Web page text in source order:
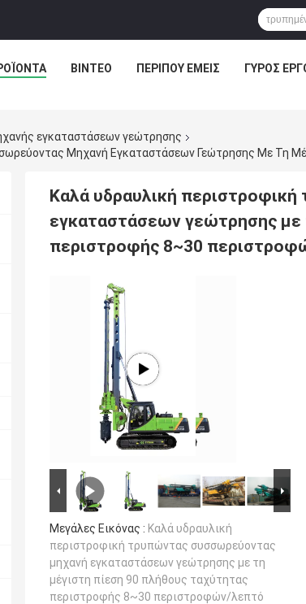
ΒΊΝΤΕΟ ΠΕΡΊΠΟΥ ΕΜΕΊΣ ΓΎΡΟΣ
εγκαταστάσεων γεώτρησης
Καλά υδραυλική
εγκαταστάσεων γεώτρησης με
περιστροφής 8~30
Μεγάλες Εικόνας : Καλά υδραυλική
περιστροφική τρυπώντας συσσωρεύοντας
μηχανή εγκαταστάσεων γεώτρησης με τη
μέγιστη πίεση 90 πλήθους ταχύτητας
περιστροφής 8~30 περιστροφών/λεπτό